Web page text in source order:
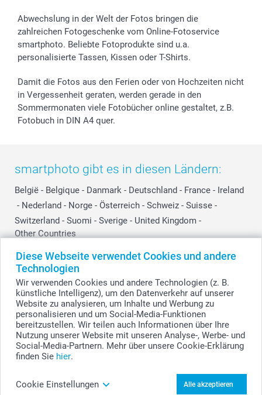
Diese Webseite verwendet Cookies und andere
Technologien
Wir verwenden Cookies und andere Technologien (z. B.
künstliche Intelligenz), um den Datenverkehr auf unserer
Website zu analysieren, um Inhalte und Werbung zu
personalisieren und um Social-Media-Funktionen
bereitzustellen. Wir teilen auch Informationen über Ihre
Nutzung unserer Website mit unseren Analyse-, Werbe- und
Social-Media-Partnern. Mehr über unsere Cookie-Erklärung
finden Sie hier.
Cookie Einstellungen Alle akzeptieren
Trinkflasche mit Namen Dunkelblau gestalten
Abwechslung in der Welt der Fotos bringen die
zahlreichen Fotogeschenke vom Online-Fotoservice
smartphoto. Beliebte Fotoprodukte sind u.a.
personalisierte Tassen, Kissen oder T-Shirts.
Damit die Fotos aus den Ferien oder von Hochzeiten nicht
in Vergessenheit geraten, werden gerade in den
Sommermonaten viele Fotobücher online gestaltet, z.B.
Fotobuch in DIN A4 quer.
smartphoto gibt es in diesen Ländern:
België - Belgique - Danmark - Deutschland - France - Ireland
- Nederland - Norge - Österreich - Schweiz - Suisse -
Switzerland - Suomi - Sverige - United Kingdom -
Other Countries
© smartphoto Group. Alle Rechte vorbehalten.
Alle Preise verstehen sich in Schweizer Franken (CHF) inkl. MwSt. und zzgl.
Versandkosten.